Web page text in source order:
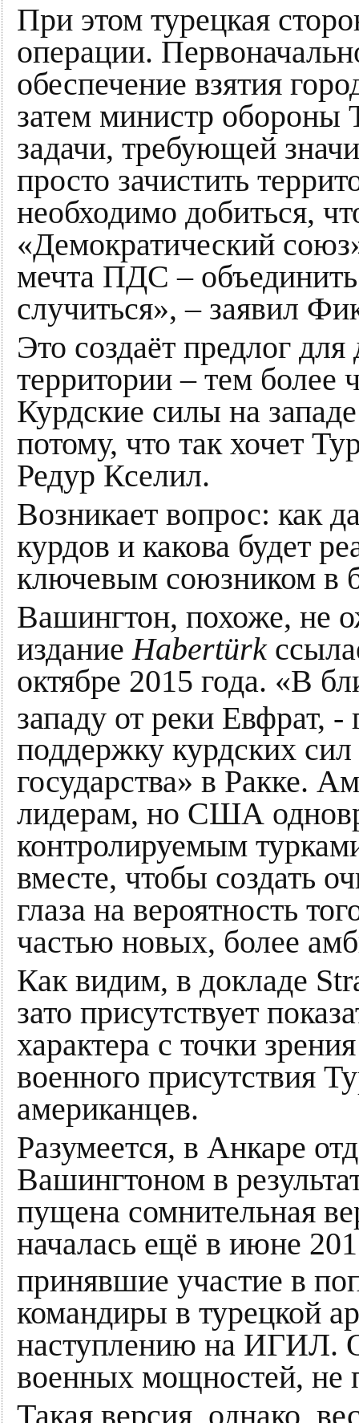
При этом турецкая
операции.
обеспечение взятия
затем министр
задачи, требующей
просто зачистить
необходимо добиться,
«Демократический
мечта ПДС –
случиться», – заявил
Это создаёт предлог
территории – тем
Курдские силы на
потому, что так хочет
Редур Кселил.
Возникает вопрос: как
курдов и какова будет
ключевым союзником в
Вашингтон, похоже, не
издание Habertürk
октябре 2015 года. «В
западу от реки Евфрат, -
поддержку курдских
государства» в Ракке.
лидерам, но США
контролируемым
вместе, чтобы создать
глаза на вероятность
частью новых, более
Как видим, в докладе
зато присутствует
характера с точки
военного присутствия
американцев.
Разумеется, в Анкаре
Вашингтоном в
пущена сомнительная
началась ещё в июне
принявшие участие в
командиры в турецкой
наступлению на ИГИЛ.
военных мощностей, не
Такая версия, однако,